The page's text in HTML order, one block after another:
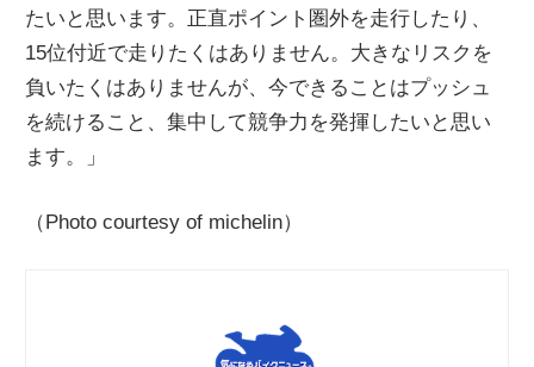
たいと思います。正直ポイント圏外を走行したり、
15位付近で走りたくはありません。大きなリスクを
負いたくはありませんが、今できることはプッシュ
を続けること、集中して競争力を発揮したいと思い
ます。」
（Photo courtesy of michelin）